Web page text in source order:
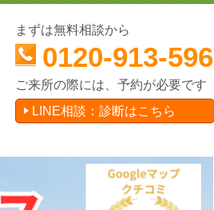
まずは無料相談から
0120-913-596
ご来所の際には、予約が必要です
LINE相談：診断はこちら